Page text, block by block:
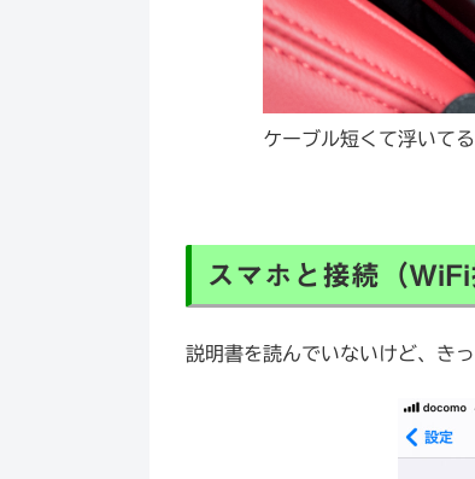
ケーブル短くて浮いて
スマホと接続（WiFi
説明書を読んでいないけど、き